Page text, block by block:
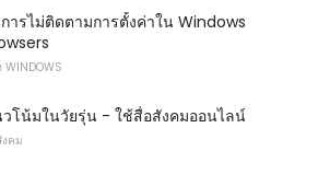
ารไม่ติดตามการตั้งค่าใน Windows
WINDOWS
โน้มในวัยรุ่น - ใช้สื่อสังคมออนไลน์
งคม